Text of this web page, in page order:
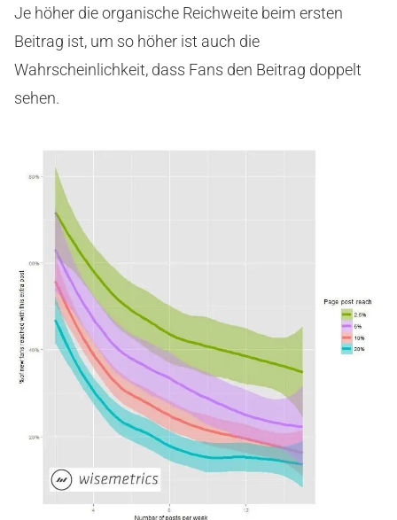
Je höher die organische Reichweite beim ersten
Beitrag ist, um so höher ist auch die
Wahrscheinlichkeit, dass Fans den Beitrag doppelt
sehen.